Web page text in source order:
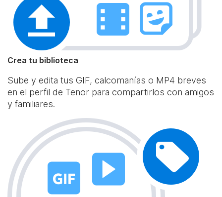
Crea tu biblioteca
Sube y edita tus GIF, calcomanías o MP4 breves
en el perfil de Tenor para compartirlos con amigos
y familiares.